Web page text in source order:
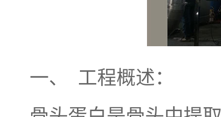
一、 工程概述：